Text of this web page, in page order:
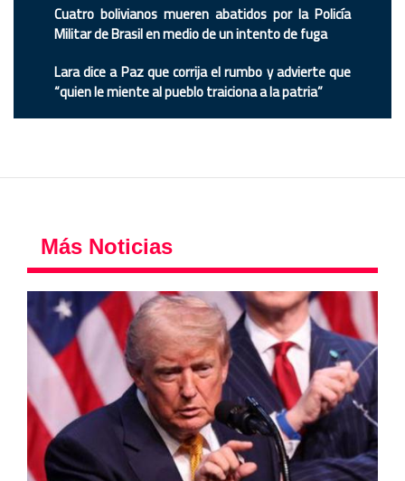
Cuatro bolivianos mueren abatidos por la Policía
Militar de Brasil en medio de un intento de fuga
Lara dice a Paz que corrija el rumbo y advierte que
“quien le miente al pueblo traiciona a la patria”
Más Noticias